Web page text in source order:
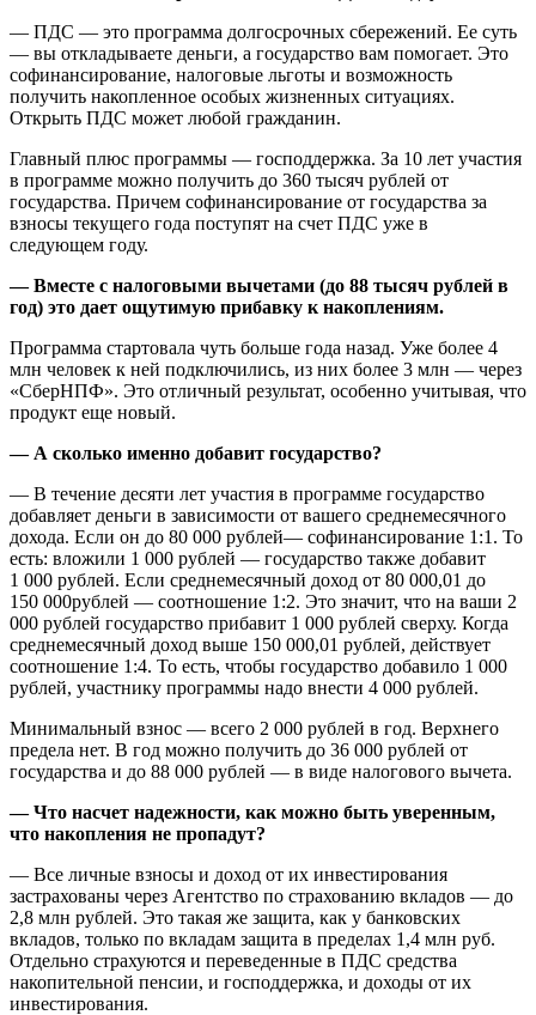
— ПДС — это программа долгосрочных сбережений. Ее суть
— вы откладываете деньги, а государство вам помогает. Это
софинансирование, налоговые льготы и возможность
получить накопленное особых жизненных ситуациях.
Открыть ПДС может любой гражданин.
Главный плюс программы — господдержка. За 10 лет участия
в программе можно получить до 360 тысяч рублей от
государства. Причем софинансирование от государства за
взносы текущего года поступят на счет ПДС уже в
следующем году.
— Вместе с налоговыми вычетами (до 88 тысяч рублей в
год) это дает ощутимую прибавку к накоплениям.
Программа стартовала чуть больше года назад. Уже более 4
млн человек к ней подключились, из них более 3 млн — через
«СберНПФ». Это отличный результат, особенно учитывая, что
продукт еще новый.
— А сколько именно добавит государство?
— В течение десяти лет участия в программе государство
добавляет деньги в зависимости от вашего среднемесячного
дохода. Если он до 80 000 рублей— софинансирование 1:1. То
есть: вложили 1 000 рублей — государство также добавит
1 000 рублей. Если среднемесячный доход от 80 000,01 до
150 000рублей — соотношение 1:2. Это значит, что на ваши 2
000 рублей государство прибавит 1 000 рублей сверху. Когда
среднемесячный доход выше 150 000,01 рублей, действует
соотношение 1:4. То есть, чтобы государство добавило 1 000
рублей, участнику программы надо внести 4 000 рублей.
Минимальный взнос — всего 2 000 рублей в год. Верхнего
предела нет. В год можно получить до 36 000 рублей от
государства и до 88 000 рублей — в виде налогового вычета.
— Что насчет надежности, как можно быть уверенным,
что накопления не пропадут?
— Все личные взносы и доход от их инвестирования
застрахованы через Агентство по страхованию вкладов — до
2,8 млн рублей. Это такая же защита, как у банковских
вкладов, только по вкладам защита в пределах 1,4 млн руб.
Отдельно страхуются и переведенные в ПДС средства
накопительной пенсии, и господдержка, и доходы от их
инвестирования.